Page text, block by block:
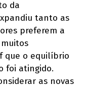
da
tanto as
preferem a
que o equilíbrio
foi atingido.
as novas